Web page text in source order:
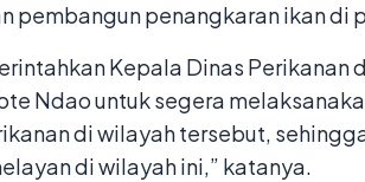
pembangun penangkaran ikan di
Kepala Dinas Perikanan
Ndao untuk segera
di wilayah tersebut,
di wilayah ini,” katanya.